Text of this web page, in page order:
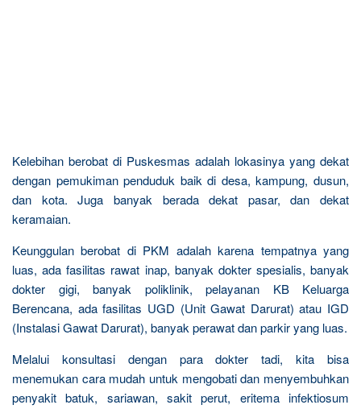
Kelebihan berobat di Puskesmas adalah lokasinya yang dekat
dengan pemukiman penduduk baik di desa, kampung, dusun,
dan kota. Juga banyak berada dekat pasar, dan dekat
keramaian.
Keunggulan berobat di PKM adalah karena tempatnya yang
luas, ada fasilitas rawat inap, banyak dokter spesialis, banyak
dokter gigi, banyak poliklinik, pelayanan KB Keluarga
Berencana, ada fasilitas UGD (Unit Gawat Darurat) atau IGD
(Instalasi Gawat Darurat), banyak perawat dan parkir yang luas.
Melalui konsultasi dengan para dokter tadi, kita bisa
menemukan cara mudah untuk mengobati dan menyembuhkan
penyakit batuk, sariawan, sakit perut, eritema infektiosum